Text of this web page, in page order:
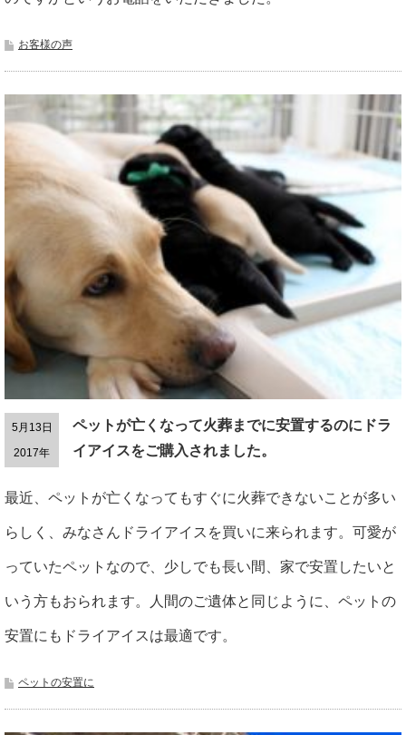
お客様の声
5月13日
2017年
ペットが亡くなって火葬までに安置するのにドラ
イアイスをご購入されました。
最近、ペットが亡くなってもすぐに火葬できないことが多い
らしく、みなさんドライアイスを買いに来られます。可愛が
っていたペットなので、少しでも長い間、家で安置したいと
いう方もおられます。人間のご遺体と同じように、ペットの
安置にもドライアイスは最適です。
ペットの安置に